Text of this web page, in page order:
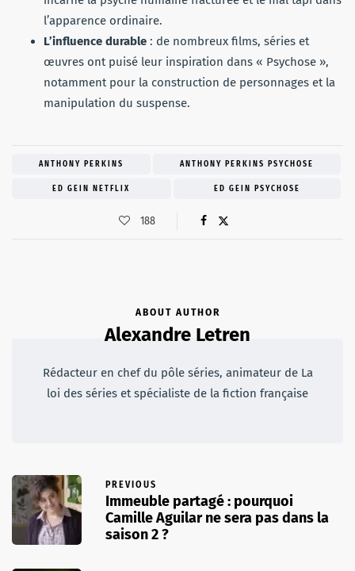
l’apparence ordinaire.
L’influence durable : de nombreux films, séries et
œuvres ont puisé leur inspiration dans « Psychose »,
notamment pour la construction de personnages et la
manipulation du suspense.
ANTHONY PERKINS ANTHONY PERKINS PSYCHOSE
ED GEIN NETFLIX ED GEIN PSYCHOSE
188
ABOUT AUTHOR
Alexandre Letren
Rédacteur en chef du pôle séries, animateur de La
loi des séries et spécialiste de la fiction française
PREVIOUS
Immeuble partagé : pourquoi
Camille Aguilar ne sera pas dans la
saison 2 ?